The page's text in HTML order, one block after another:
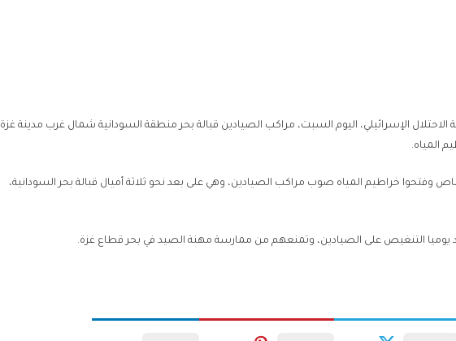
الإسرائيلي، اليوم السبت، مراكب الصيادين قبالة بحر منطقة السودانية شمال غرب مدينة غزة
المياه.
وفتحوا خراطيم المياه صوب مراكب الصيادين، وهي على بعد نحو ثلاثة أميال قبالة بحر السودانية،
يوميا التنغيص على الصيادين، وتمنعهم من ممارسة مهنة الصيد في بحر قطاع غزة.